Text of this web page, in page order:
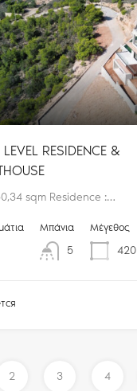
LEVEL RESIDENCE &
sqm Residence :…
Μπάνια
5
Μέγεθος
420
2 3 4